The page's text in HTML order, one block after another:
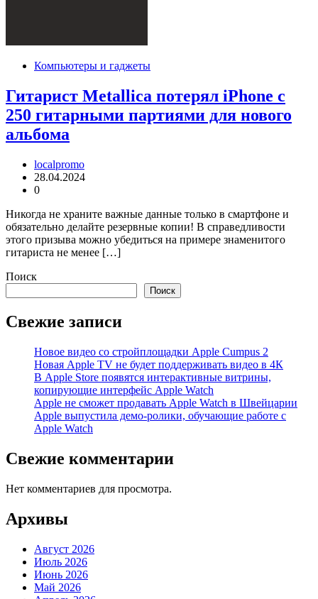
Компьютеры и гаджеты
Гитарист Metallica потерял iPhone с
250 гитарными партиями для нового
альбома
localpromo
28.04.2024
0
Никогда не храните важные данные только в смартфоне и
обязательно делайте резервные копии! В справедливости
этого призыва можно убедиться на примере знаменитого
гитариста не менее […]
Поиск
Поиск
Свежие записи
Новое видео со стройплощадки Apple Cumpus 2
Новая Apple TV не будет поддерживать видео в 4К
В Apple Store появятся интерактивные витрины,
копирующие интерфейс Apple Watch
Apple не сможет продавать Apple Watch в Швейцарии
Apple выпустила демо-ролики, обучающие работе с
Apple Watch
Свежие комментарии
Нет комментариев для просмотра.
Архивы
Август 2026
Июль 2026
Июнь 2026
Май 2026